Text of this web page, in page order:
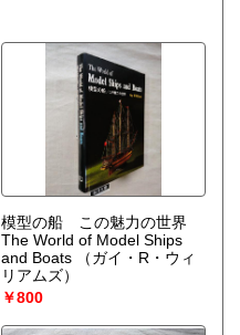
模型の船 この魅力の世界
The World of Model Ships
and Boats
（ガイ・R・ウィ
リアムズ）
￥800